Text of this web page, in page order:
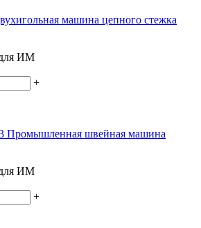
машина цепного стежка
ИМ
+
Промышленная швейная машина
ИМ
+